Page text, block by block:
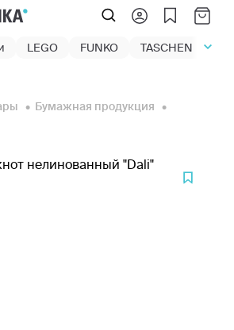
LEGO FUNKO TASCHEN
Бумажная продукция